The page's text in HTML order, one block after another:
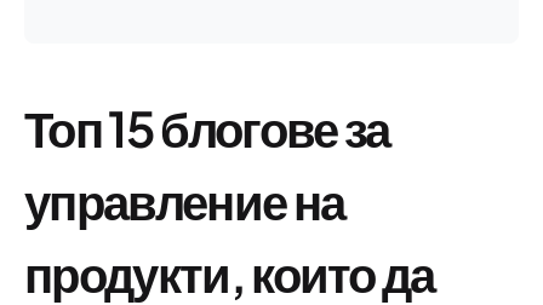
Топ 15 блогове за
управление на
продукти, които да